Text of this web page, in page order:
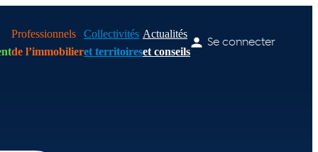
Professionnels
de l’immobilier
Collectivités
et territoires
Actualités
et conseils
Se connecter